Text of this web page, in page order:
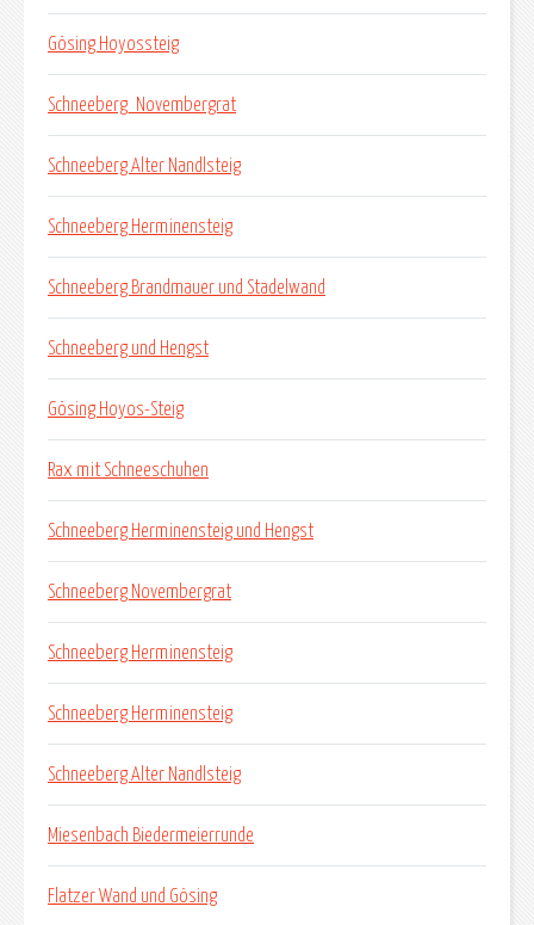
Gösing Hoyossteig
Schneeberg_Novembergrat
Schneeberg Alter Nandlsteig
Schneeberg Herminensteig
Schneeberg Brandmauer und Stadelwand
Schneeberg und Hengst
Gösing Hoyos-Steig
Rax mit Schneeschuhen
Schneeberg Herminensteig und Hengst
Schneeberg Novembergrat
Schneeberg Herminensteig
Schneeberg Herminensteig
Schneeberg Alter Nandlsteig
Miesenbach Biedermeierrunde
Flatzer Wand und Gösing